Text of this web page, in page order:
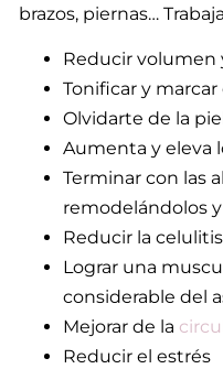
brazos, piernas…
Reducir volumen
Tonificar y
Olvidarte de la
Aumenta y eleva
Terminar con las
remodelándolos
Reducir la
Lograr una
considerable del
Mejorar de la
Reducir el estrés